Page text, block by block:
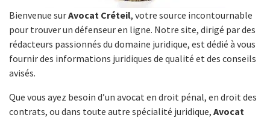
Bienvenue surAvocat Créteil, votre source incontournable
pour trouver un défenseur en ligne. Notre site, dirigé par des
rédacteurs passionnés du domaine juridique, est dédié à vous
fournir des informations juridiques de qualité et des conseils
avisés.
Que vous ayez besoin d’un avocat en droit pénal, en droit des
contrats, ou dans toute autre spécialité juridique, Avocat